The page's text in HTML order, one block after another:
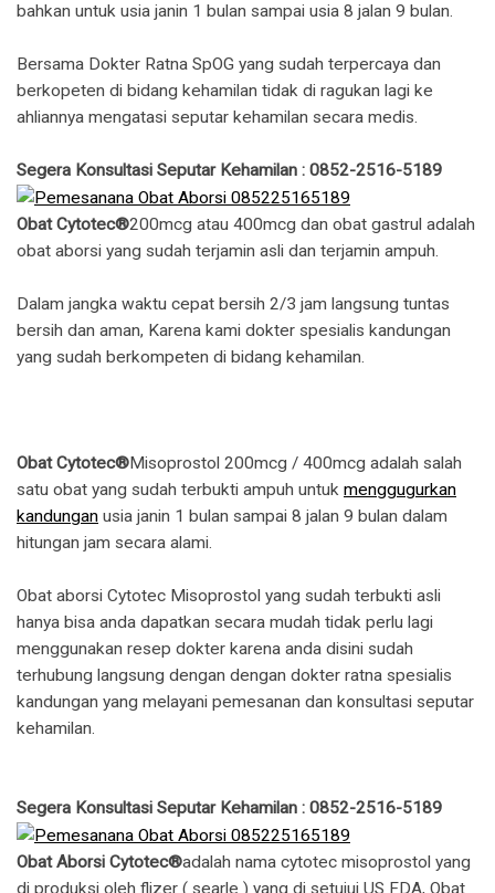
bahkan untuk usia janin 1 bulan sampai usia 8 jalan 9 bulan.
Bersama Dokter Ratna SpOG yang sudah terpercaya dan
berkopeten di bidang kehamilan tidak di ragukan lagi ke
ahliannya mengatasi seputar kehamilan secara medis.
Segera Konsultasi Seputar Kehamilan : 0852-2516-5189
Obat Cytotec®200mcg atau 400mcg dan obat gastrul adalah
obat aborsi yang sudah terjamin asli dan terjamin ampuh.
Dalam jangka waktu cepat bersih 2/3 jam langsung tuntas
bersih dan aman, Karena kami dokter spesialis kandungan
yang sudah berkompeten di bidang kehamilan.
Obat Cytotec®Misoprostol 200mcg / 400mcg adalah salah
satu obat yang sudah terbukti ampuh untuk menggugurkan
kandungan usia janin 1 bulan sampai 8 jalan 9 bulan dalam
hitungan jam secara alami.
Obat aborsi Cytotec Misoprostol yang sudah terbukti asli
hanya bisa anda dapatkan secara mudah tidak perlu lagi
menggunakan resep dokter karena anda disini sudah
terhubung langsung dengan dengan dokter ratna spesialis
kandungan yang melayani pemesanan dan konsultasi seputar
kehamilan.
Segera Konsultasi Seputar Kehamilan : 0852-2516-5189
Obat Aborsi Cytotec®adalah nama cytotec misoprostol yang
di produksi oleh flizer ( searle ) yang di setujui US FDA, Obat